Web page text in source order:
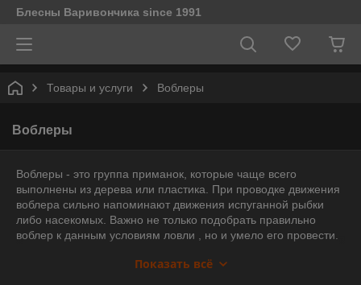
Блесны Варивончика since 1991
Товары и услуги Воблеры
Воблеры
Воблеры - это группа приманок, которые чаще всего
выполнены из дерева или пластика. При проводке движения
воблера сильно напоминают движения испуганной рыбки
либо насекомых. Важно не только подобрать правильно
воблер к данным условиям ловли , но и умело его провести.
выполнять очень разнообразную проводку.
Показать всё